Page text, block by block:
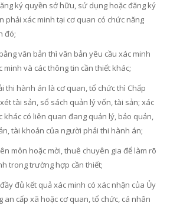
ký quyền sở hữu, sử dụng hoặc đăng ký
phải xác minh tại cơ quan có chức năng
đó;
văn bản thì văn bản yêu cầu xác minh
và các thông tin cần thiết khác;
thi hành án là cơ quan, tổ chức thì Chấp
tài sản, sổ sách quản lý vốn, tài sản; xác
khác có liên quan đang quản lý, bảo quản,
tài khoản của người phải thi hành án;
môn hoặc mời, thuê chuyên gia để làm rõ
trong trường hợp cần thiết;
đủ kết quả xác minh có xác nhận của Ủy
an cấp xã hoặc cơ quan, tổ chức, cá nhân